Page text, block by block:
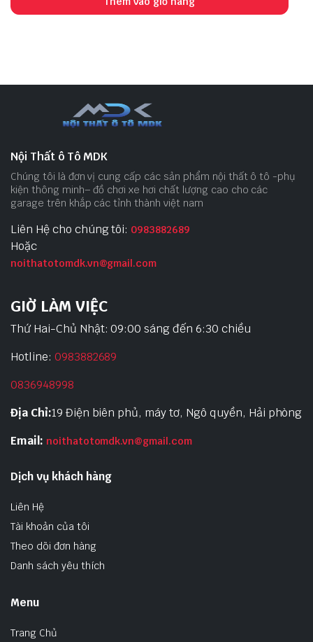
Nội Thất ô Tô MDK
Chúng tôi là đơn vị cung cấp các sản phẩm nội thất ô tô -phụ
kiện thông minh– đồ chơi xe hơi chất lượng cao cho các
garage trên khắp các tỉnh thành việt nam
Liên Hệ cho chúng tôi: 0983882689
Hoặc
noithatotomdk.vn@gmail.com
GIỜ LÀM VIỆC
Thứ Hai-Chủ Nhật: 09:00 sáng đến 6:30 chiều
Hotline: 0983882689
0836948998
Địa Chỉ:19 Điện biên phủ, máy tơ, Ngô quyền, Hải phòng
Email: noithatotomdk.vn@gmail.com
Dịch vụ khách hàng
Liên Hệ
Tài khoản của tôi
Theo dõi đơn hàng
Danh sách yêu thích
Menu
Trang Chủ